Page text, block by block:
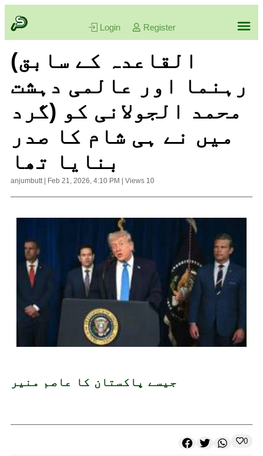
Login Register
(القاعدہ کے سابق
رہنما اور عالمی دہشت
گرد) محمد الجولانی کو
میں نے ہی شام کا صدر
بنایا تھا
anjumbutt| Feb 21, 2026, 4:10 PM Views 10
جیسے پاکستان کا عاصم منیر
0